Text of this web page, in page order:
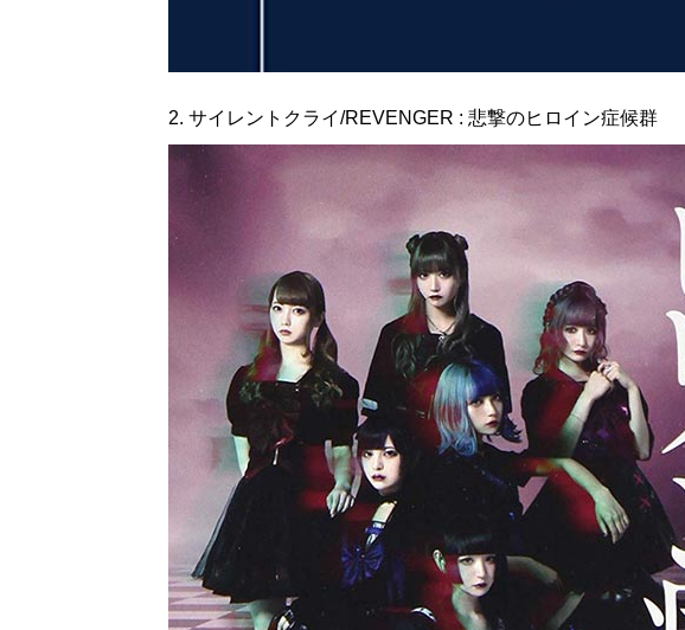
2. サイレントクライ/REVENGER : 悲撃のヒロイン症候群